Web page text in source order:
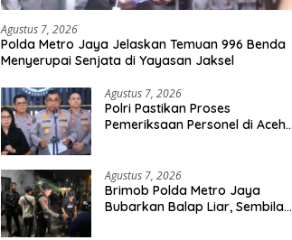
Agustus 7, 2026
Polda Metro Jaya Jelaskan Temuan 996 Benda
Menyerupai Senjata di Yayasan Jaksel
Agustus 7, 2026
Polri Pastikan Proses
Pemeriksaan Personel di Aceh
Agustus 7, 2026
Brimob Polda Metro Jaya
Bubarkan Balap Liar, Sembilan